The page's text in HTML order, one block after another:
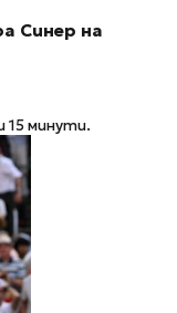
Синер на
15 минути.